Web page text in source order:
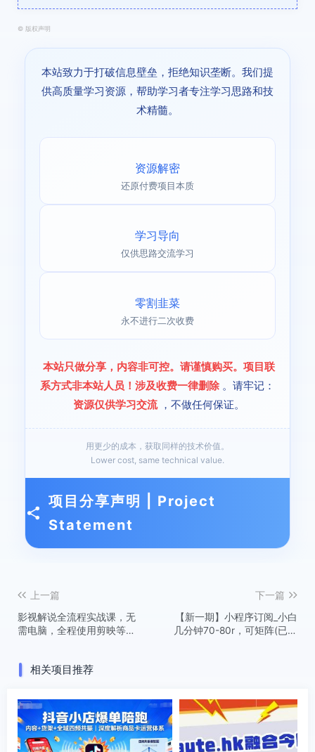
© 版权声明
本站致力于打破信息壁垒，拒绝知识垄断。我们提
供高质量学习资源，帮助学习者专注学习思路和技
术精髓。
资源解密
还原付费项目本质
学习导向
仅供思路交流学习
零割韭菜
永不进行二次收费
本站只做分享，内容非可控。请谨慎购买。项目联
系方式非本站人员！涉及收费一律删除 。请牢记：
资源仅供学习交流 ，不做任何保证。
用更少的成本，获取同样的技术价值。
Lower cost, same technical value.
项目分享声明 | Project
Statement
上一篇
影视解说全流程实战课，无
需电脑，全程使用剪映等手
下一篇
【新一期】小程序订阅_小白
几分钟70-80r，可矩阵(已测
相关项目推荐